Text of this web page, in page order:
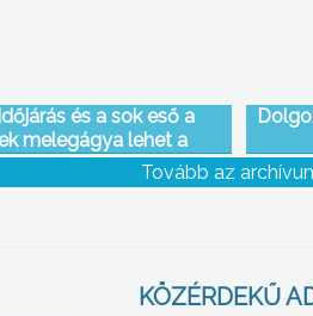
és a sok eső a
melegágya lehet a
Tovább az
KÖZÉRDEKŰ